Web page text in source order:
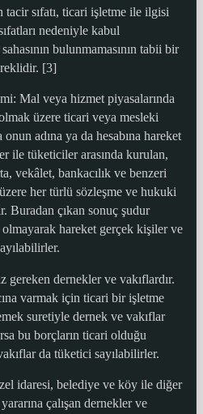
tacir sıfatı, ticari işletme ile ilgisi
nedeniyle kabul
bulunmamasının tabii bir
[3]
Mal veya hizmet piyasalarında
üzere ticari veya mesleki
adına ya da hesabına hareket
ile tüketiciler arasında kurulan,
vekâlet, bankacılık ve benzeri
her türlü sözleşme ve hukuki
Buradan çıkan sonuç şudur
hareket gerçek kişiler ve
gereken dernekler ve vakıflardır.
varmak için ticari bir işletme
suretiyle dernek ve vakıflar
bu borçların ticari olduğu
da tüketici sayılabilirler.
idaresi, belediye ve köy ile diğer
çalışan dernekler ve